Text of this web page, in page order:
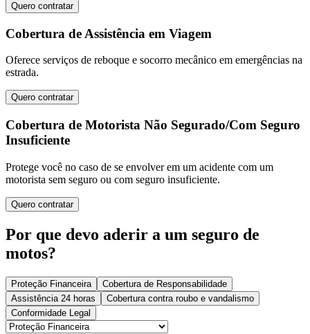
Quero contratar
Cobertura de Assistência em Viagem
Oferece serviços de reboque e socorro mecânico em emergências na
estrada.
Quero contratar
Cobertura de Motorista Não Segurado/Com Seguro
Insuficiente
Protege você no caso de se envolver em um acidente com um
motorista sem seguro ou com seguro insuficiente.
Quero contratar
Por que devo aderir a um seguro de
motos?
Proteção Financeira
Cobertura de Responsabilidade
Assistência 24 horas
Cobertura contra roubo e vandalismo
Conformidade Legal